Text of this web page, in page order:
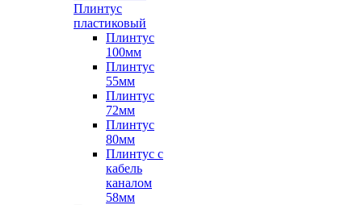
Плинтус
пластиковый
Плинтус
100мм
Плинтус
55мм
Плинтус
72мм
Плинтус
80мм
Плинтус с
кабель
каналом
58мм